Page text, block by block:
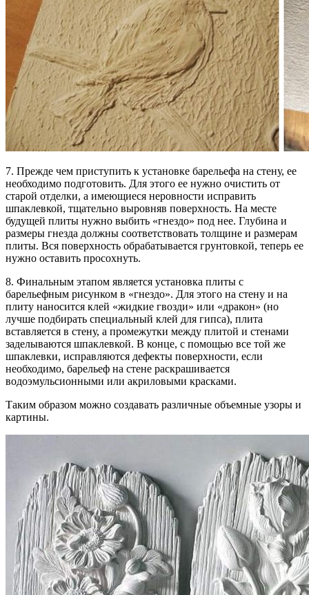
7. Прежде чем приступить к установке барельефа на стену, ее
необходимо подготовить. Для этого ее нужно очистить от
старой отделки, а имеющиеся неровности исправить
шпаклевкой, тщательно выровняв поверхность. На месте
будущей плиты нужно выбить «гнездо» под нее. Глубина и
размеры гнезда должны соответствовать толщине и размерам
плиты. Вся поверхность обрабатывается грунтовкой, теперь ее
нужно оставить просохнуть.
8. Финальным этапом является установка плиты с
барельефным рисунком в «гнездо». Для этого на стену и на
плиту наносится клей «жидкие гвозди» или «дракон» (но
лучше подбирать специальный клей для гипса), плита
вставляется в стену, а промежутки между плитой и стенами
заделываются шпаклевкой. В конце, с помощью все той же
шпаклевки, исправляются дефекты поверхности, если
необходимо, барельеф на стене раскрашивается
водоэмульсионными или акриловыми красками.
Таким образом можно создавать различные объемные узоры и
картины.